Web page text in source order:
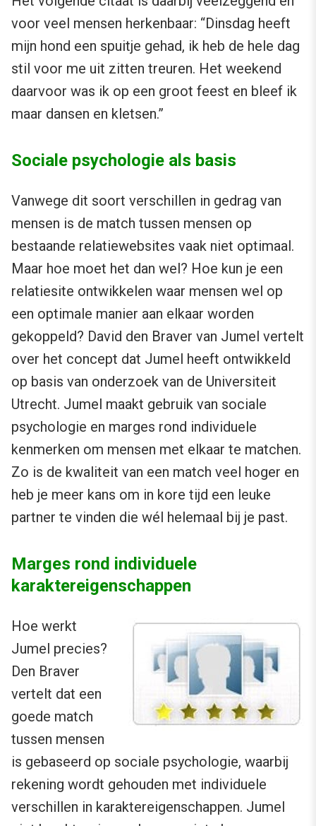
voor veel mensen herkenbaar: “Dinsdag heeft
mijn hond een spuitje gehad, ik heb de hele dag
stil voor me uit zitten treuren. Het weekend
daarvoor was ik op een groot feest en bleef ik
maar dansen en kletsen.”
Sociale psychologie als basis
Vanwege dit soort verschillen in gedrag van
mensen is de match tussen mensen op
bestaande relatiewebsites vaak niet optimaal.
Maar hoe moet het dan wel? Hoe kun je een
relatiesite ontwikkelen waar mensen wel op
een optimale manier aan elkaar worden
gekoppeld? David den Braver van Jumel vertelt
over het concept dat Jumel heeft ontwikkeld
op basis van onderzoek van de Universiteit
Utrecht. Jumel maakt gebruik van sociale
psychologie en marges rond individuele
kenmerken om mensen met elkaar te matchen.
Zo is de kwaliteit van een match veel hoger en
heb je meer kans om in kore tijd een leuke
partner te vinden die wél helemaal bij je past.
Marges rond individuele
karaktereigenschappen
Hoe werkt
Jumel precies?
Den Braver
vertelt dat een
goede match
tussen mensen
is gebaseerd op sociale psychologie, waarbij
rekening wordt gehouden met individuele
verschillen in karaktereigenschappen. Jumel